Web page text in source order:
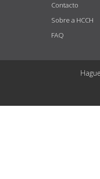
Contacto
Sobre a HCCH
FAQ